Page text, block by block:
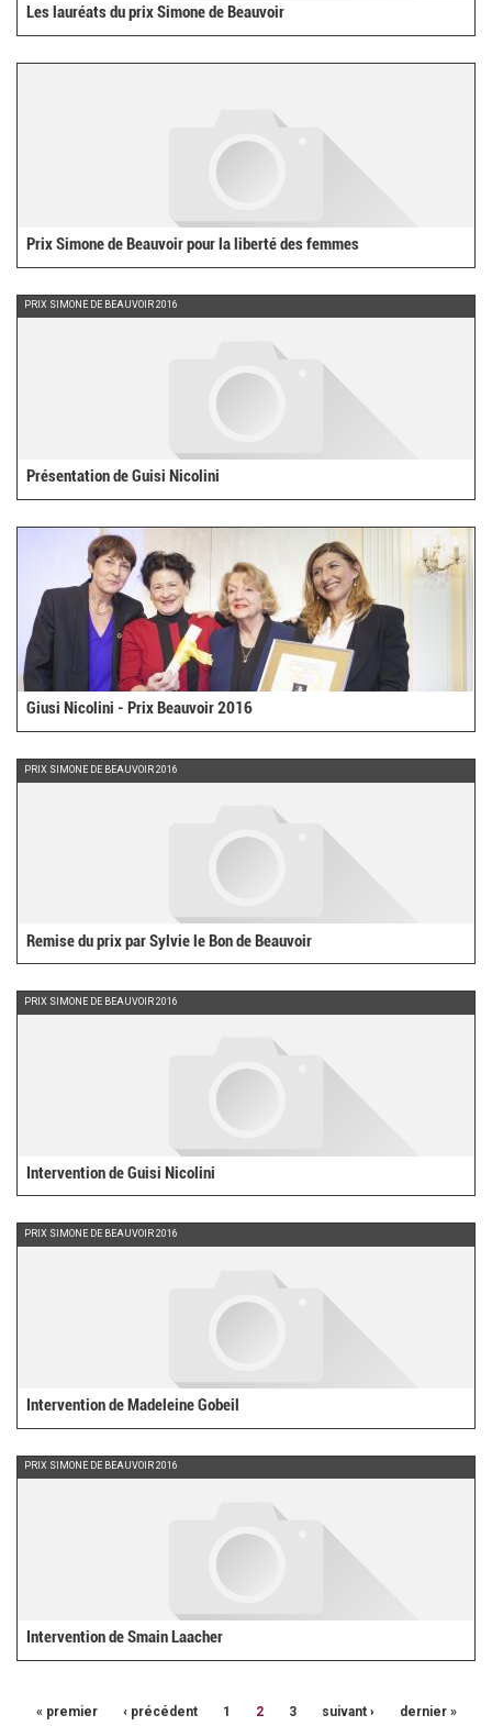
Les lauréats du prix Simone de Beauvoir
Prix Simone de Beauvoir pour la liberté des femmes
PRIX SIMONE DE BEAUVOIR 2016
Présentation de Guisi Nicolini
Giusi Nicolini - Prix Beauvoir 2016
PRIX SIMONE DE BEAUVOIR 2016
Remise du prix par Sylvie le Bon de Beauvoir
PRIX SIMONE DE BEAUVOIR 2016
Intervention de Guisi Nicolini
PRIX SIMONE DE BEAUVOIR 2016
Intervention de Madeleine Gobeil
PRIX SIMONE DE BEAUVOIR 2016
Intervention de Smain Laacher
« premier ‹ précédent 1 2 3 suivant › dernier »